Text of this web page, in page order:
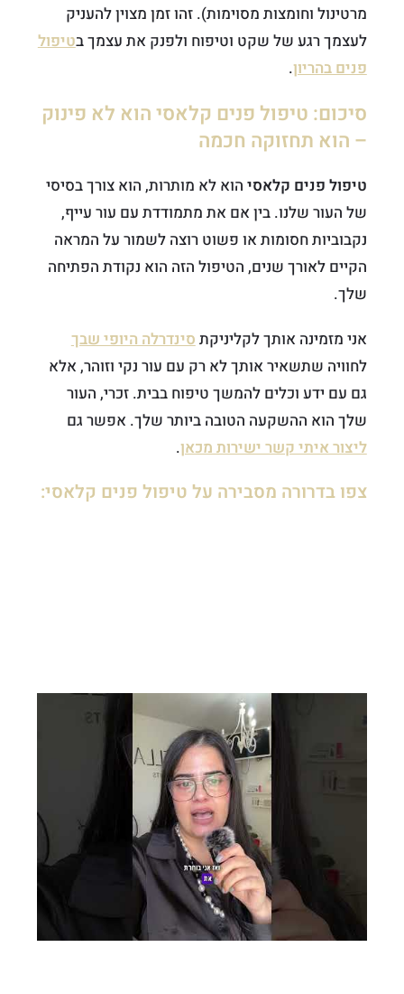
מרטינול וחומצות מסוימות). זהו זמן מצוין להעניק
לעצמך רגע של שקט וטיפוח ולפנק את עצמך בטיפול
פנים בהריון.
סיכום: טיפול פנים קלאסי הוא לא פינוק
– הוא תחזוקה חכמה
טיפול פנים קלאסי הוא לא מותרות, הוא צורך בסיסי
של העור שלנו. בין אם את מתמודדת עם עור עייף,
נקבוביות חסומות או פשוט רוצה לשמור על המראה
הקיים לאורך שנים, הטיפול הזה הוא נקודת הפתיחה
שלך.
אני מזמינה אותך לקליניקתסינדרלה היופי שבך
לחוויה שתשאיר אותך לא רק עם עור נקי וזוהר, אלא
גם עם ידע וכלים להמשך טיפוח בבית. זכרי, העור
שלך הוא ההשקעה הטובה ביותר שלך. אפשר גם
ליצור איתי קשר ישירות מכאן.
צפו בדרורה מסבירה על טיפול פנים קלאסי: